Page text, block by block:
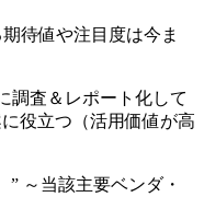
待値や注目度は今ま
調査＆レポート化して
役立つ（活用価値が高
～当該主要ベンダ・